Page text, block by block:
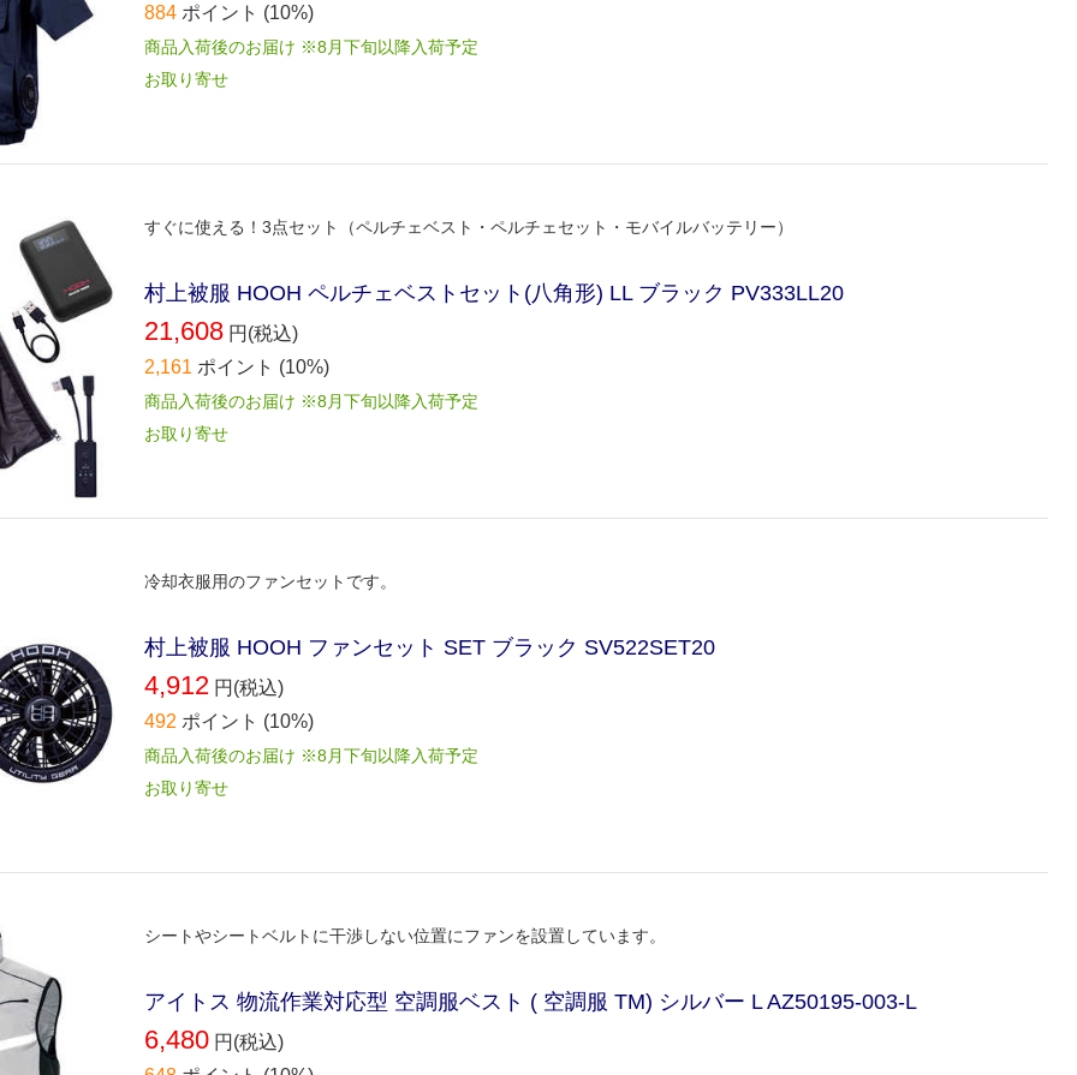
884 ポイント (10%)
商品入荷後のお届け ※8月下旬以降入荷予定
お取り寄せ
すぐに使える！3点セット（ペルチェベスト・ペルチェセット・モバイルバッテリー）
村上被服 HOOH ペルチェベストセット(八角形) LL ブラック PV333LL20
21,608 円(税込)
2,161 ポイント (10%)
商品入荷後のお届け ※8月下旬以降入荷予定
お取り寄せ
冷却衣服用のファンセットです。
村上被服 HOOH ファンセット SET ブラック SV522SET20
4,912 円(税込)
492 ポイント (10%)
商品入荷後のお届け ※8月下旬以降入荷予定
お取り寄せ
シートやシートベルトに干渉しない位置にファンを設置しています。
アイトス 物流作業対応型 空調服ベスト ( 空調服 TM) シルバー L AZ50195-003-L
6,480 円(税込)